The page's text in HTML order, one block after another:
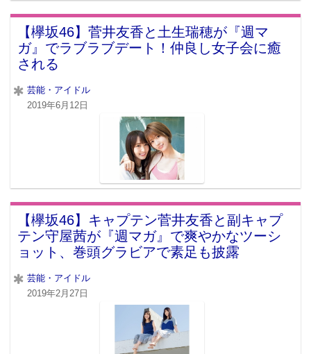
【欅坂46】菅井友香と土生瑞穂が『週マ
ガ』でラブラブデート！仲良し女子会に癒
される
芸能・アイドル
2019年6月12日
【欅坂46】キャプテン菅井友香と副キャプ
テン守屋茜が『週マガ』で爽やかなツーシ
ョット、巻頭グラビアで素足も披露
芸能・アイドル
2019年2月27日